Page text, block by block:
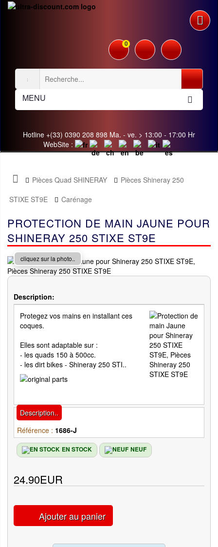
0
MENU
Hotline +(33) 0390 208 898 Ma. - ve. > 13:00 - 17:00 Hr
WebSite :
Pièces Quad SHINERAY
Pièces Shineray 250
STIXE ST9E
Carénage
PROTECTION DE MAIN JAUNE POUR
SHINERAY 250 STIXE ST9E
cliquez sur la photo..
Description:
Protegez vos mains en installant ces
coques.
Elles sont adaptable sur :
- les quads 150 à 500cc.
- les dirt bikes - Shineray 250 STI..
Description..
Référence : 1686-J
EN STOCK NEUF
24.90EUR
Ajouter au panier